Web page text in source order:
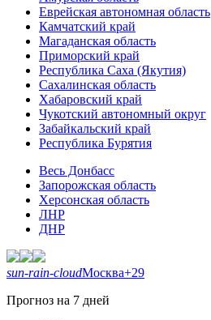
Еврейская автономная область
Камчатский край
Магаданская область
Приморский край
Республика Саха (Якутия)
Сахалинская область
Хабаровский край
Чукотский автономный округ
Забайкальский край
Республика Бурятия
Весь Донбасс
Запорожская область
Херсонская область
ЛНР
ДНР
sun-rain-cloudМосква+29
Прогноз на 7 дней